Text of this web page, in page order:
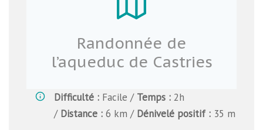
Randonnée de
l’aqueduc de Castries
Difficulté : Facile / Temps : 2h
/ Distance : 6 km / Dénivelé positif : 35 m